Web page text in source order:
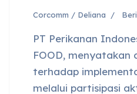
Corcomm / Deliana
PT Perikanan
FOOD, menyatakan
terhadap
melalui partisipasi